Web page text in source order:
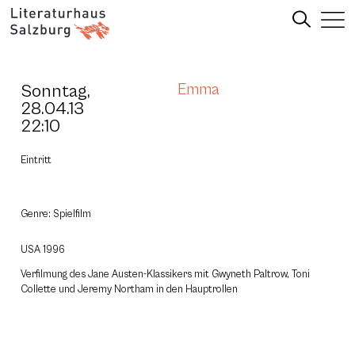
Sonntag,
28.04.13
22:10
Emma
Eintritt
Genre: Spielfilm
USA 1996
Verfilmung des Jane Austen-Klassikers mit Gwyneth Paltrow, Toni
Collette und Jeremy Northam in den Hauptrollen